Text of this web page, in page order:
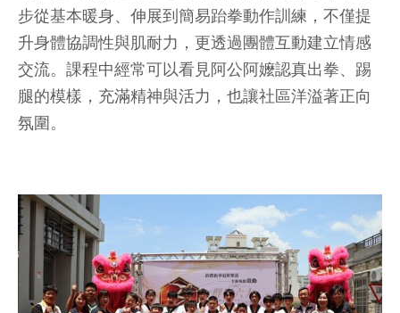
步從基本暖身、伸展到簡易跆拳動作訓練，不僅提
升身體協調性與肌耐力，更透過團體互動建立情感
交流。課程中經常可以看見阿公阿嬤認真出拳、踢
腿的模樣，充滿精神與活力，也讓社區洋溢著正向
氛圍。